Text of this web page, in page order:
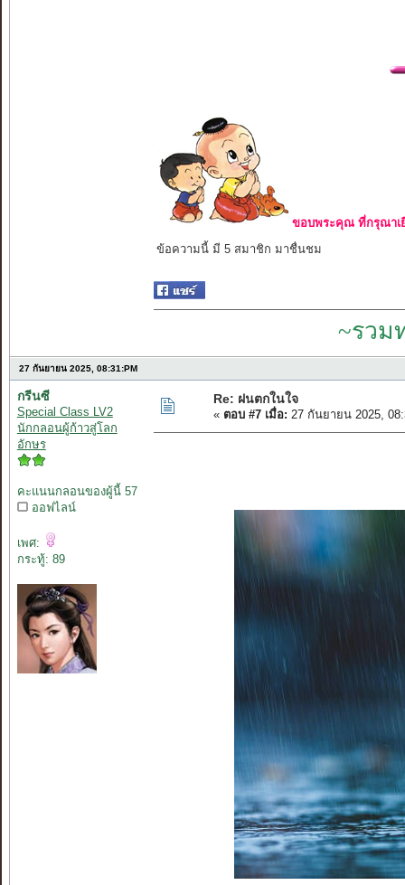
ขอบพระคุณ ที่กรุณาเ
ข้อความนี้ มี 5 สมาชิก มาชื่นชม
~รวม
27 กันยายน 2025, 08:31:PM
กรีนซี
Special Class LV2
นักกลอนผู้ก้าวสู่โลก
อักษร
คะแนนกลอนของผู้นี้ 57
ออฟไลน์
เพศ:
กระทู้: 89
Re: ฝนตกในใจ
« ตอบ #7 เมื่อ: 27 กันยายน 2025,